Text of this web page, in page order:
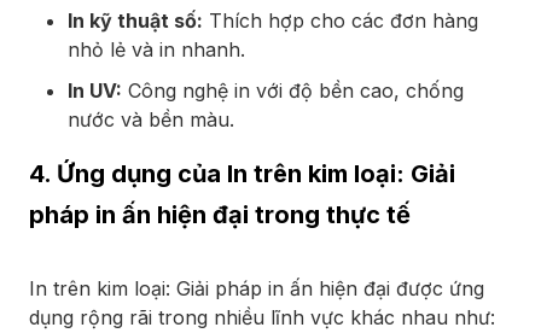
In kỹ thuật số: Thích hợp cho các đơn hàng
nhỏ lẻ và in nhanh.
In UV: Công nghệ in với độ bền cao, chống
nước và bền màu.
4. Ứng dụng của In trên kim loại: Giải
pháp in ấn hiện đại trong thực tế
In trên kim loại: Giải pháp in ấn hiện đại được ứng
dụng rộng rãi trong nhiều lĩnh vực khác nhau như: